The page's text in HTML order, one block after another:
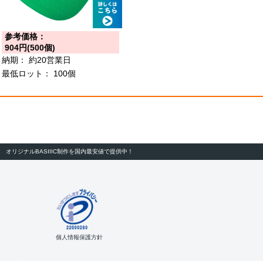
参考価格：
904円(500個)
納期：
約20営業日
最低ロット：
100個
オリジナルBASIIIC制作を国内最安値で提供中！
個人情報保護方針